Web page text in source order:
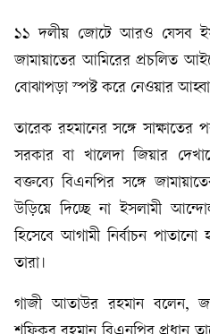
১১ দলীয় জোটে আরও যেসব
জামায়াতের আমিরের প্রচলিত
বোঝাপড়া স্পষ্ট করে নেওয়ার
তারেক রহমানের সঙ্গে
সরকার বা খালেদা জিয়ার
বক্তব্যে বিএনপির সঙ্গে
উড়িয়ে দিচ্ছে না ইসলামী
হিসেবে আগামী নির্বাচন
তারা।
গাজী আতাউর রহমান বলেন,